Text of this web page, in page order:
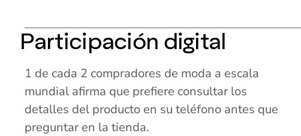
Participación digital
1 de cada 2 compradores de moda a escala
mundial afirma que prefiere consultar los
detalles del producto en su teléfono antes que
preguntar en la tienda.